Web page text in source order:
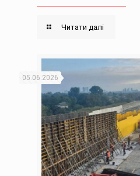
Читати далі
05.06.2026